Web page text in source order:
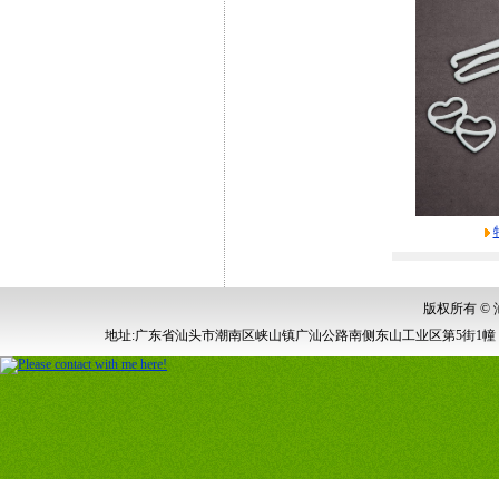
版权所有 ©
地址:广东省汕头市潮南区峡山镇广汕公路南侧东山工业区第5街1幢